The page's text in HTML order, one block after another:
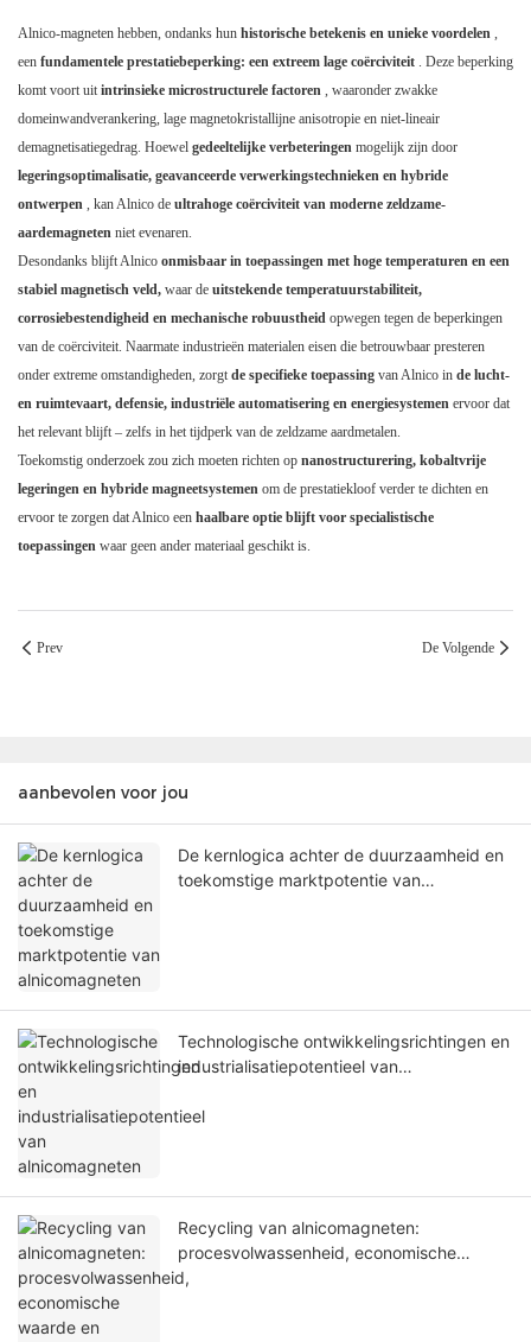
Alnico-magneten hebben, ondanks hun historische betekenis en unieke voordelen ,
een fundamentele prestatiebeperking: een extreem lage coërciviteit . Deze beperking
komt voort uit intrinsieke microstructurele factoren , waaronder zwakke
domeinwandverankering, lage magnetokristallijne anisotropie en niet-lineair
demagnetisatiegedrag. Hoewel gedeeltelijke verbeteringen mogelijk zijn door
legeringsoptimalisatie, geavanceerde verwerkingstechnieken en hybride
ontwerpen , kan Alnico de ultrahoge coërciviteit van moderne zeldzame-
aardemagneten niet evenaren.
Desondanks blijft Alnico onmisbaar in toepassingen met hoge temperaturen en een
stabiel magnetisch veld, waar de uitstekende temperatuurstabiliteit,
corrosiebestendigheid en mechanische robuustheid opwegen tegen de beperkingen
van de coërciviteit. Naarmate industrieën materialen eisen die betrouwbaar presteren
onder extreme omstandigheden, zorgt de specifieke toepassing van Alnico in de lucht-
en ruimtevaart, defensie, industriële automatisering en energiesystemen ervoor dat
het relevant blijft – zelfs in het tijdperk van de zeldzame aardmetalen.
Toekomstig onderzoek zou zich moeten richten op nanostructurering, kobaltvrije
legeringen en hybride magneetsystemen om de prestatiekloof verder te dichten en
ervoor te zorgen dat Alnico een haalbare optie blijft voor specialistische
toepassingen waar geen ander materiaal geschikt is.
Prev De Volgende
aanbevolen voor jou
De kernlogica achter de duurzaamheid en
toekomstige marktpotentie van
Technologische ontwikkelingsrichtingen en
industrialisatiepotentieel van
Recycling van alnicomagneten:
procesvolwassenheid, economische
waarde en prestatievermindering